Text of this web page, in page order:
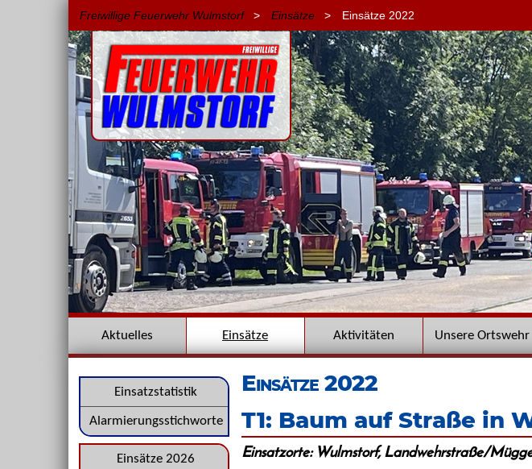
Freiwillige Feuerwehr Wulmstorf> Einsätze> Einsätze 2022
NavigationAktuelles Einsätze Aktivitäten Unsere Ortswehr
Einsätze 2022
T1: Baum auf Straße in
Einsatzorte: Wulmstorf, Landwehrstraße/
Navigation
überspringen
Einsatzstatistik
Alarmierungsstichworte
NavigationEinsätze 2026